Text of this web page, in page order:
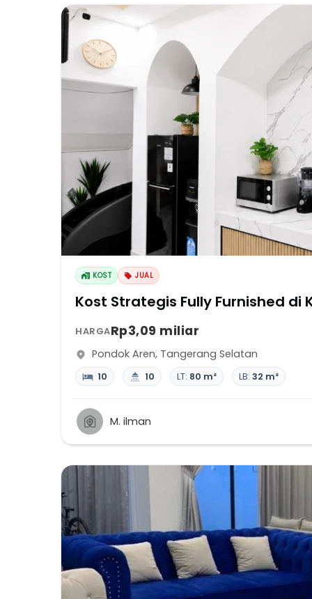
KOST JUAL
Kost Strategis Fully Furnished
HARGARp3,09 miliar
Pondok Aren, Tangerang Selatan
10 10 LT: 80 m² LB: 32 m²
M. ilman